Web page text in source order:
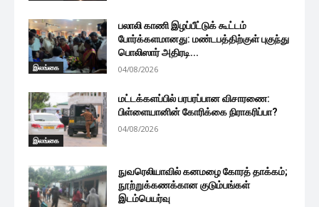
இலங்கை
பலாலி காணி இழப்பீட்டுக் கூட்டம்
போர்க்களமானது: மண்டபத்திற்குள் புகுந்து
பொலிஸார் அதிரடி...
04/08/2026
இலங்கை
மட்டக்களப்பில் பரபரப்பான விசாரணை:
பிள்ளையானின் கோரிக்கை நிராகரிப்பா?
04/08/2026
நுவரெலியாவில் கனமழை கோரத் தாக்கம்;
நூற்றுக்கணக்கான குடும்பங்கள்
இடம்பெயர்வு